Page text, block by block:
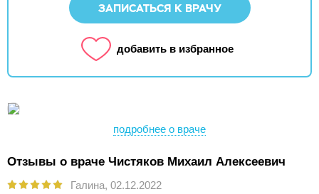
ЗАПИСАТЬСЯ К ВРАЧУ
добавить в избранное
подробнее о враче
Отзывы о враче Чистяков Михаил Алексеевич
Галина, 02.12.2022